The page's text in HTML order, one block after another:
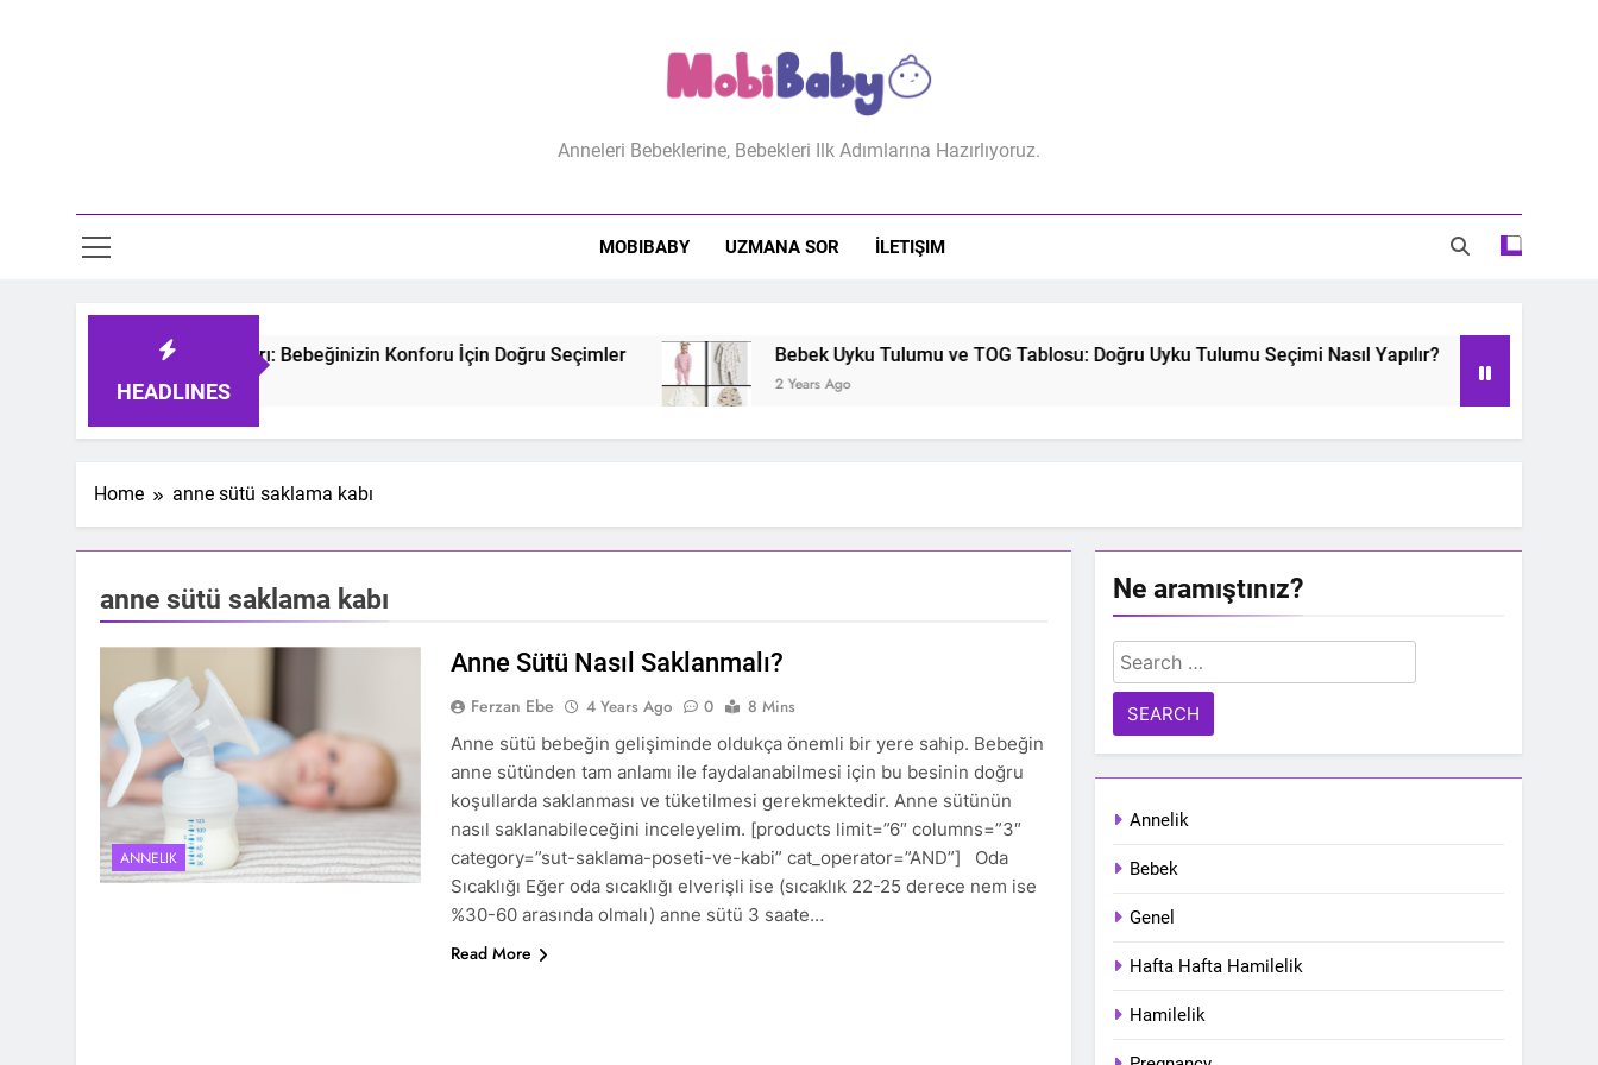
MobiBaby
Anneleri Bebeklerine, Bebekleri Ilk Adımlarına Hazırlıyoruz.
MOBIBABY UZMANA SOR İLETIŞIM
HEADLINES
Bebek Uyku Tulumları: Bebeğinizin Konforu İçin Doğru Seçimler Bebek Uyku Tulumu ve TOG Tablosu: Doğru Uyku Tulumu Seçimi Nasıl Yapılır?
2 Years Ago
Home anne sütü saklama kabı
anne sütü saklama kabı
ANNELIK
Anne Sütü Nasıl Saklanmalı?
Ferzan Ebe 4 Years Ago 0
8 Mins
Anne sütü bebeğin gelişiminde oldukça önemli bir yere sahip. Bebeğin
anne sütünden tam anlamı ile faydalanabilmesi için bu besinin doğru
koşullarda saklanması ve tüketilmesi gerekmektedir. Anne sütünün
nasıl saklanabileceğini inceleyelim. [products limit=”6″ columns=”3″
category=”sut-saklama-poseti-ve-kabi” cat_operator=”AND”] Oda
Sıcaklığı Eğer oda sıcaklığı elverişli ise (sıcaklık 22-25 derece nem ise
%30-60 arasında olmalı) anne sütü 3 saate…
Read More
Ne aramıştınız?
Search
for:
Annelik
Bebek
Genel
Hafta Hafta Hamilelik
Hamilelik